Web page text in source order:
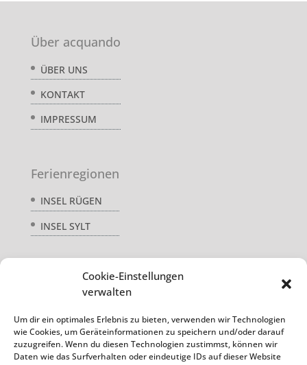
Cookie-Einstellungen
verwalten
Um dir ein optimales Erlebnis zu bieten, verwenden wir Technologien
wie Cookies, um Geräteinformationen zu speichern und/oder darauf
zuzugreifen. Wenn du diesen Technologien zustimmst, können wir
Daten wie das Surfverhalten oder eindeutige IDs auf dieser Website
Über acquando
ÜBER UNS
KONTAKT
IMPRESSUM
Ferienregionen
INSEL RÜGEN
INSEL SYLT
DATENSCHUTZ
REISEVERSICHERUNG